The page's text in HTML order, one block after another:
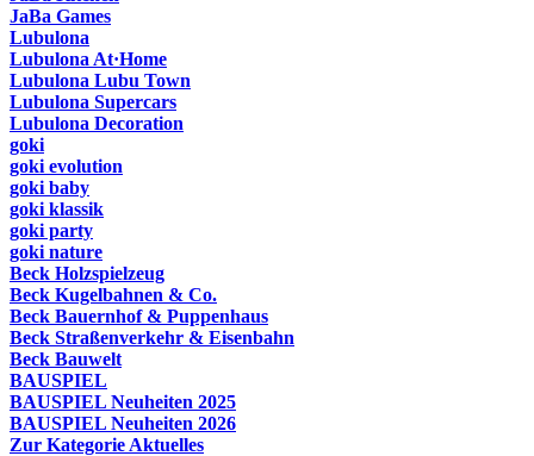
JaBa Games
Lubulona
Lubulona At·Home
Lubulona Lubu Town
Lubulona Supercars
Lubulona Decoration
goki
goki evolution
goki baby
goki klassik
goki party
goki nature
Beck Holzspielzeug
Beck Kugelbahnen & Co.
Beck Bauernhof & Puppenhaus
Beck Straßenverkehr & Eisenbahn
Beck Bauwelt
BAUSPIEL
BAUSPIEL Neuheiten 2025
BAUSPIEL Neuheiten 2026
Zur Kategorie Aktuelles